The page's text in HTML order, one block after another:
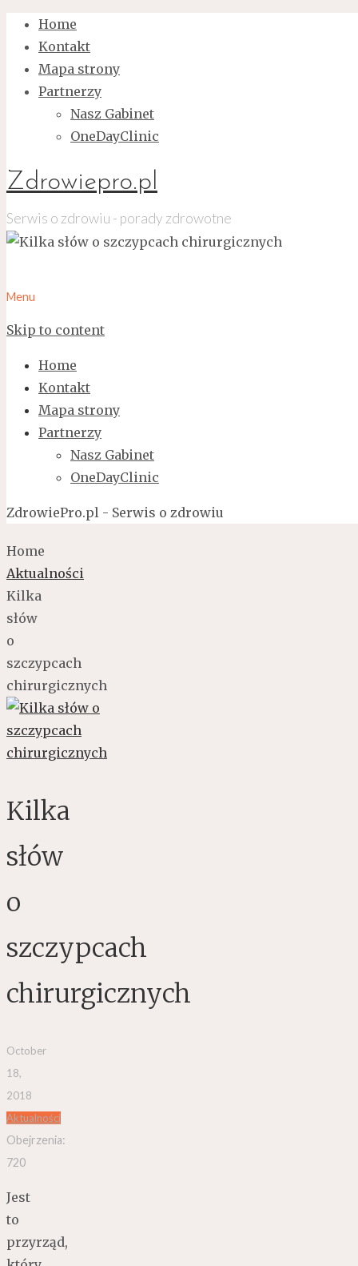
Home
Kontakt
Mapa strony
Partnerzy
Nasz Gabinet
OneDayClinic
Zdrowiepro.pl
Serwis o zdrowiu - porady zdrowotne
Menu
Skip to content
Home
Kontakt
Mapa strony
Partnerzy
Nasz Gabinet
OneDayClinic
ZdrowiePro.pl - Serwis o zdrowiu
Home
Aktualności
Kilka
słów
o
szczypcach
chirurgicznych
Kilka
słów
o
szczypcach
chirurgicznych
October
18,
2018
Aktualności
Obejrzenia:
720
Jest
to
przyrząd,